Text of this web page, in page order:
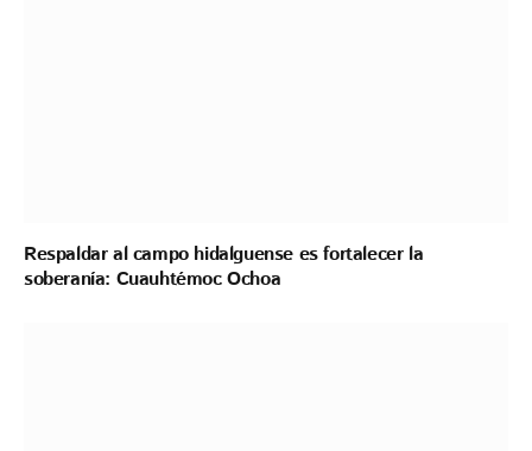
Respaldar al campo hidalguense es fortalecer la
soberanía: Cuauhtémoc Ochoa